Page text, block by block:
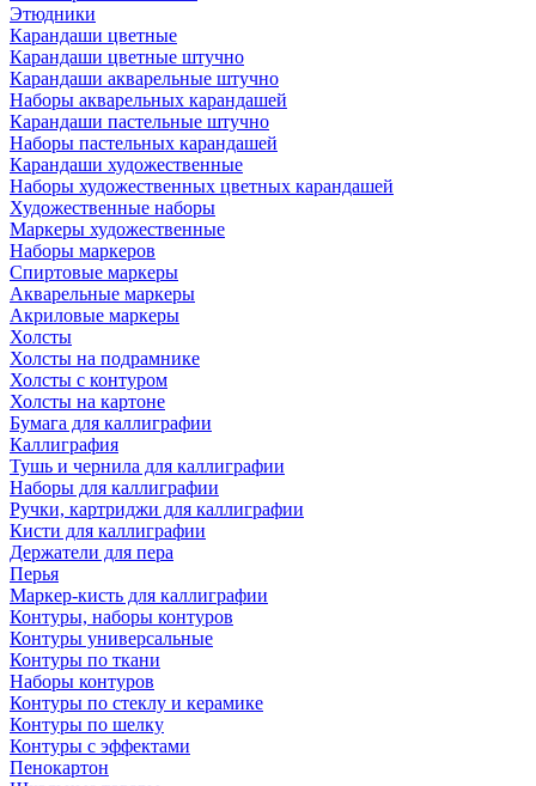
Этюдники
Карандаши цветные
Карандаши цветные штучно
Карандаши акварельные штучно
Наборы акварельных карандашей
Карандаши пастельные штучно
Наборы пастельных карандашей
Карандаши художественные
Наборы художественных цветных карандашей
Художественные наборы
Маркеры художественные
Наборы маркеров
Спиртовые маркеры
Акварельные маркеры
Акриловые маркеры
Холсты
Холсты на подрамнике
Холсты с контуром
Холсты на картоне
Бумага для каллиграфии
Каллиграфия
Тушь и чернила для каллиграфии
Наборы для каллиграфии
Ручки, картриджи для каллиграфии
Кисти для каллиграфии
Держатели для пера
Перья
Маркер-кисть для каллиграфии
Контуры, наборы контуров
Контуры универсальные
Контуры по ткани
Наборы контуров
Контуры по стеклу и керамике
Контуры по шелку
Контуры с эффектами
Пенокартон